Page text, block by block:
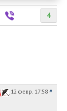
4
12 февр. 17:58 #